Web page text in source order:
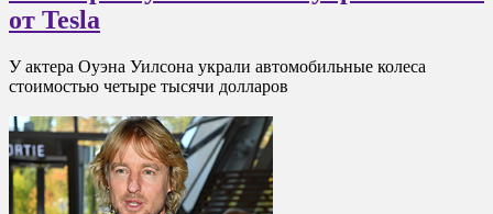
от Tesla
У актера Оуэна Уилсона украли автомобильные колеса
стоимостью четыре тысячи долларов